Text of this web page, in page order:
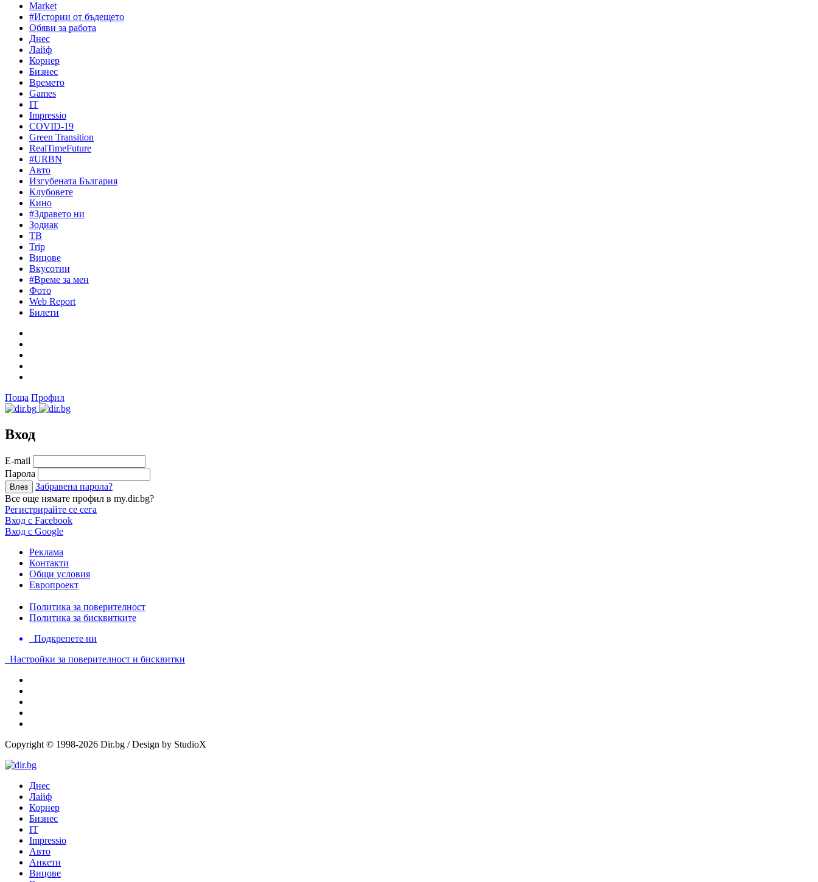
Market
#Истории от бъдещето
Обяви за работа
Днес
Лайф
Корнер
Бизнес
Времето
Games
IT
Impressio
COVID-19
Green Transition
RealTimeFuture
#URBN
Авто
Изгубената България
Клубовете
Кино
#Здравето ни
Зодиак
ТВ
Trip
Вицове
Вкусотии
#Време за мен
Фото
Web Report
Билети
Поща Профил
Вход
Е-mail
Парола
Забравена парола?
Все още нямате профил в my.dir.bg?
Регистрирайте се сега
Вход с Facebook
Вход с Google
Реклама
Контакти
Общи условия
Европроект
Политика за поверителност
Политика за бисквитките
Подкрепете ни
Настройки за поверителност и бисквитки
Copyright © 1998-2026 Dir.bg / Design by StudioX
Днес
Лайф
Корнер
Бизнес
IT
Impressio
Авто
Анкети
Вицове